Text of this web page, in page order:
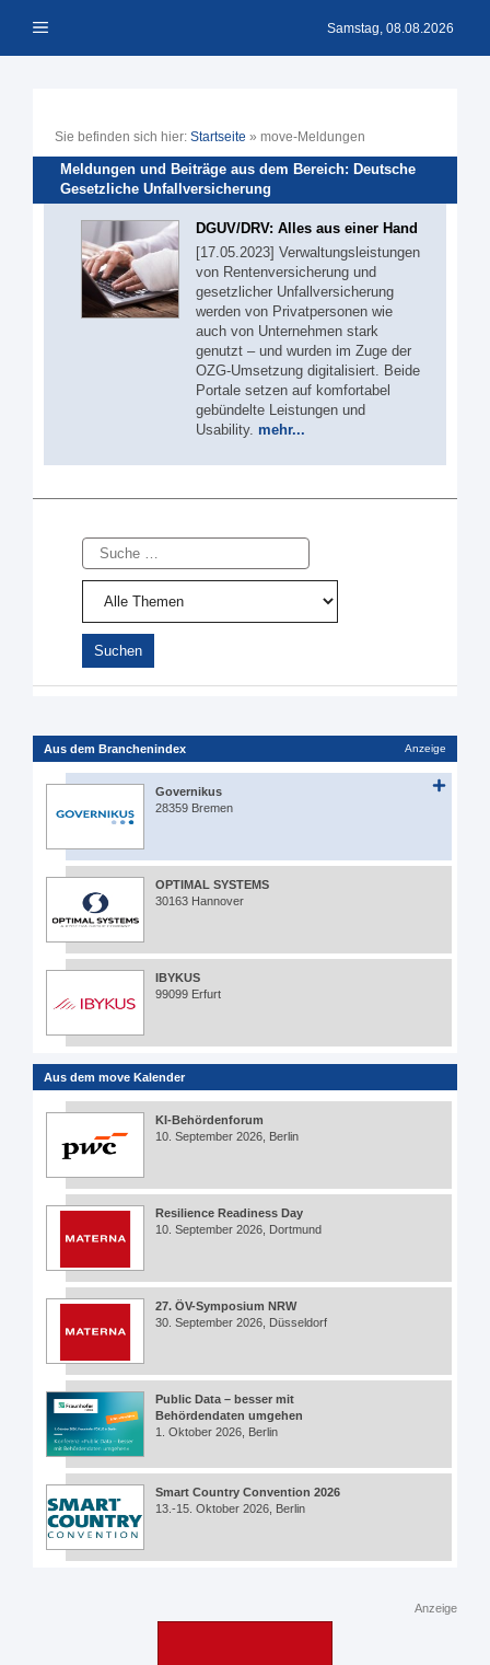
Inhalt Menü Samstag, 08.08.2026
Sie befinden sich hier: Startseite » move-Meldungen
Meldungen und Beiträge aus dem Bereich: Deutsche
Gesetzliche Unfallversicherung
DGUV/DRV: Alles aus einer Hand
[17.05.2023] Verwaltungsleistungen
von Rentenversicherung und
gesetzlicher Unfallversicherung
werden von Privatpersonen wie
auch von Unternehmen stark
genutzt – und wurden im Zuge der
OZG-Umsetzung digitalisiert. Beide
Portale setzen auf komfortabel
gebündelte Leistungen und
Usability. mehr...
Suche
Aus dem Branchenindex Anzeige
Governikus
28359 Bremen
OPTIMAL SYSTEMS
30163 Hannover
IBYKUS
99099 Erfurt
Aus dem move Kalender
KI-Behördenforum
10. September 2026, Berlin
Resilience Readiness Day
10. September 2026, Dortmund
27. ÖV-Symposium NRW
30. September 2026, Düsseldorf
Public Data – besser mit
Behördendaten umgehen
1. Oktober 2026, Berlin
Smart Country Convention 2026
13.-15. Oktober 2026, Berlin
Anzeige